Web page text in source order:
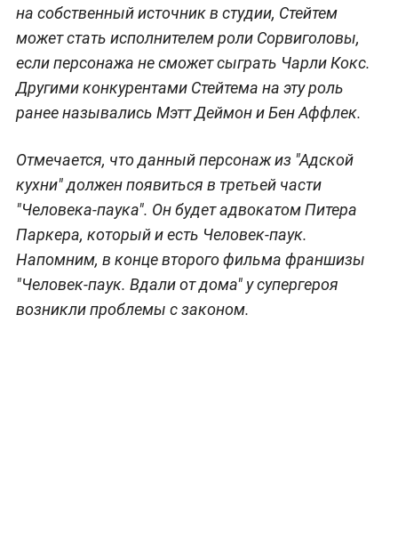
на собственный источник в студии, Стейтем
может стать исполнителем роли Сорвиголовы,
если персонажа не сможет сыграть Чарли Кокс.
Другими конкурентами Стейтема на эту роль
ранее назывались Мэтт Деймон и Бен Аффлек.
Отмечается, что данный персонаж из "Адской
кухни" должен появиться в третьей части
"Человека-паука". Он будет адвокатом Питера
Паркера, который и есть Человек-паук.
Напомним, в конце второго фильма франшизы
"Человек-паук. Вдали от дома" у супергероя
возникли проблемы с законом.